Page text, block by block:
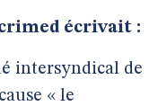
écrivait :
intersyndical de
« le